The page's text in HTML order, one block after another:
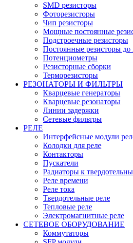
SMD резисторы
Фоторезисторы
Чип резисторы
Мощные постоянные
Подстроечные резисторы
Постоянные резисторы до
Потенциометры
Резисторные сборки
Терморезисторы
РЕЗОНАТОРЫ И ФИЛЬТРЫ
Кварцевые генераторы
Кварцевые резонаторы
Линии задержки
Сетевые фильтры
РЕЛЕ
Интерфейсные модули
Колодки для реле
Контакторы
Пускатели
Радиаторы к
Реле времени
Реле тока
Твердотельные реле
Тепловые реле
Электромагнитные реле
СЕТЕВОЕ ОБОРУДОВАНИЕ
Коммутаторы